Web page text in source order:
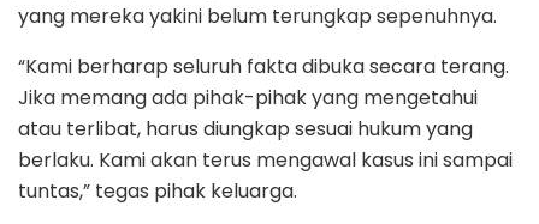
yang mereka yakini belum terungkap sepenuhnya.
“Kami berharap seluruh fakta dibuka secara terang.
Jika memang ada pihak-pihak yang mengetahui
atau terlibat, harus diungkap sesuai hukum yang
berlaku. Kami akan terus mengawal kasus ini sampai
tuntas,” tegas pihak keluarga.